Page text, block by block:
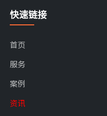
快速链接
首页
服务
案例
资讯